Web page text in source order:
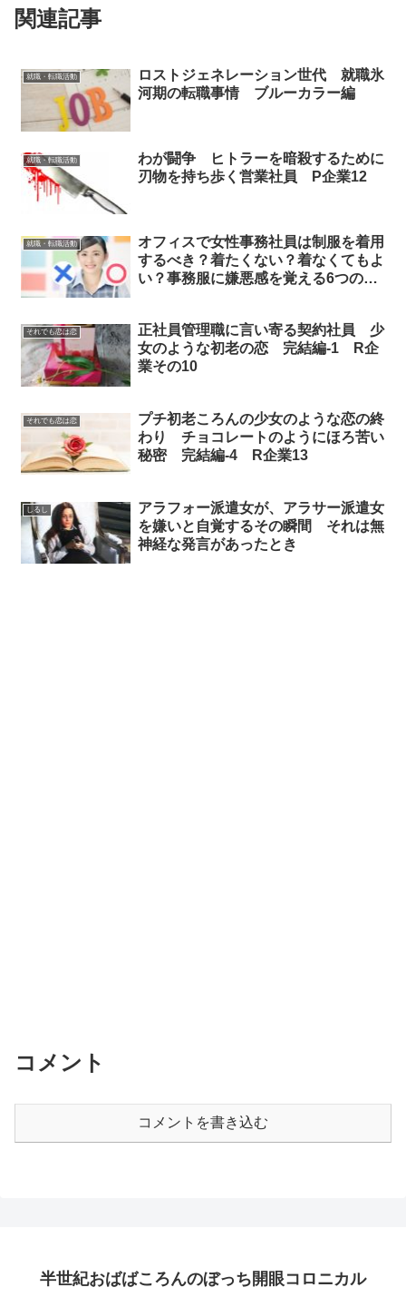
関連記事
就職・転職活動
ロストジェネレーション世代 就職氷
河期の転職事情 ブルーカラー編
就職・転職活動
わが闘争 ヒトラーを暗殺するために
刃物を持ち歩く営業社員 P企業12
就職・転職活動
オフィスで女性事務社員は制服を着用
するべき？着たくない？着なくてもよ
い？事務服に嫌悪感を覚える6つの理
それでも恋は恋
正社員管理職に言い寄る契約社員 少
女のような初老の恋 完結編-1 R企
業その10
それでも恋は恋
プチ初老ころんの少女のような恋の終
わり チョコレートのようにほろ苦い
秘密 完結編-4 R企業13
しるし
アラフォー派遣女が、アラサー派遣女
を嫌いと自覚するその瞬間 それは無
神経な発言があったとき
コメント
コメントを書き込む
半世紀おばばころんのぼっち開眼コロニカル